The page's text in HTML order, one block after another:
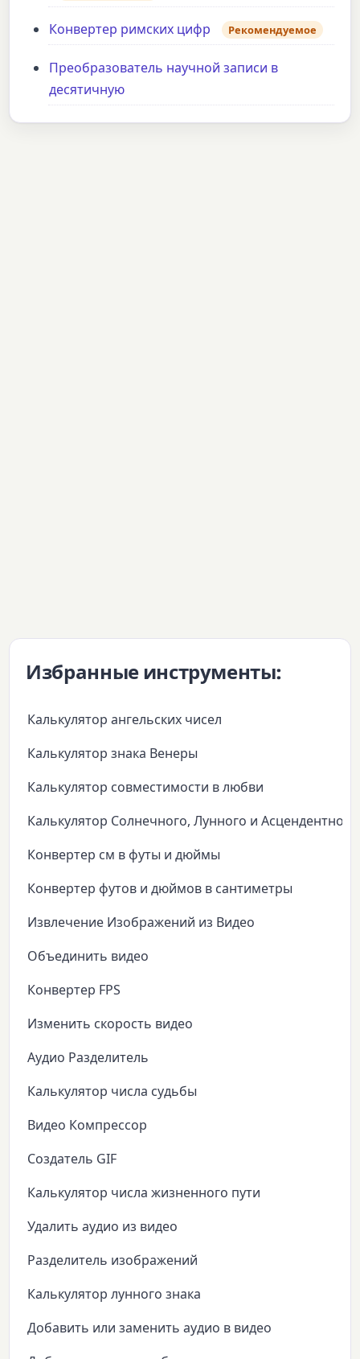
Конвертер римских цифр Рекомендуемое
Преобразователь научной записи в
десятичную
Избранные инструменты:
Калькулятор ангельских чисел
Калькулятор знака Венеры
Калькулятор совместимости в любви
Калькулятор Солнечного, Лунного и Асцендентного
Конвертер см в футы и дюймы
Конвертер футов и дюймов в сантиметры
Извлечение Изображений из Видео
Объединить видео
Конвертер FPS
Изменить скорость видео
Аудио Разделитель
Калькулятор числа судьбы
Видео Компрессор
Создатель GIF
Калькулятор числа жизненного пути
Удалить аудио из видео
Разделитель изображений
Калькулятор лунного знака
Добавить или заменить аудио в видео